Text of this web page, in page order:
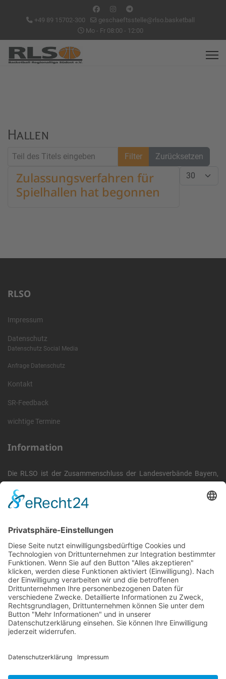
+49 89 15702-300
geschaeftsstelle@rlso.basketball
Mo - Fr 08:00 - 12:00
Hallen
Teil des Titels eingeben
Filter Zurücksetzen
Anzeige #
Zulassungsverfahren für
Spielhallen hat begonnen
RLSO
Impressum
Datenschutz
Datenschutz Social Media
Anfrage Datenschutz
Kontakt
SR-Feedback
wichtige Termine
Information
Die RLSO ist der Zusammenschluss der Landesverbände Bayern,
gleichzeitig Veranstalter der Spiele der Regionalliga in
verschiedenen Ligen.
Die RLSO ist jetzt auch erreichbar unter der Adresse
https://rlso.basketball
Wir betreiben ...